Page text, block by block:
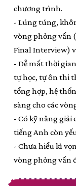
chương trình.
- Lúng túng,
vòng phỏng vấn
Final Interview)
- Dễ mất thời
tự học, tự ôn thi
tổng hợp, hệ
sàng cho các
- Có kỹ năng giải
tiếng Anh còn
- Chưa hiểu kì
vòng phỏng vấn